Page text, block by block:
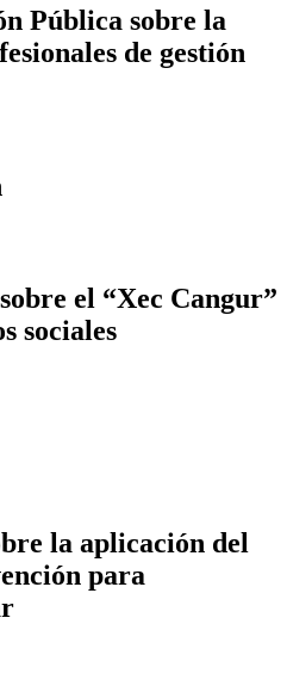
Pública sobre la
de gestión
el “Xec Cangur”
sociales
la aplicación del
para